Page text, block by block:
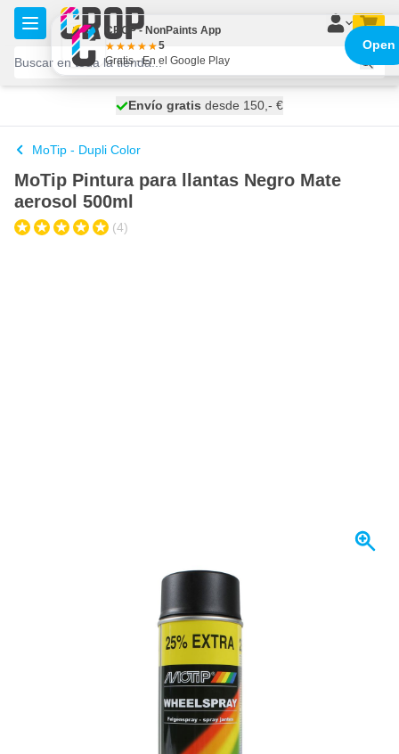
Ir al contenido
se envía hoy
Envío gratis desde 150,- €
100 días
MoTip - Dupli Color
MoTip Pintura para llantas Negro Mate
aerosol 500ml
(4)
MoTip Pintura para llantas Negro Mate aerosol 500ml
Añadir al carrito
CROP - NonPaints App
5
Gratis - En el Google Play
Open